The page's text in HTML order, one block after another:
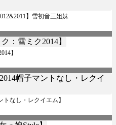
】雪初音三姐妹
】
トなし・レクイエム】